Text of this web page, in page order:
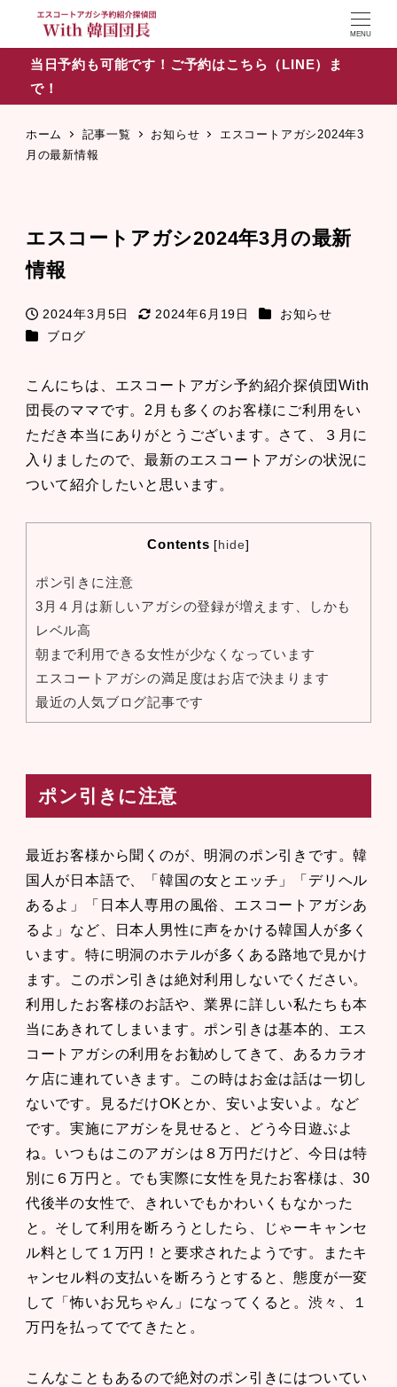
MENU
当日予約も可能です！ご予約はこちら（LINE）ま
で！
ホーム 記事一覧 お知らせ
エスコートアガシ2024年3
月の最新情報
エスコートアガシ2024年3月の最新
情報
投稿日
2024年3月5日
更新日
2024年6月19日 カテゴリー
お知らせ
カテゴリー
ブログ
こんにちは、エスコートアガシ予約紹介探偵団With
団長のママです。2月も多くのお客様にご利用をい
ただき本当にありがとうございます。さて、３月に
入りましたので、最新のエスコートアガシの状況に
ついて紹介したいと思います。
Contents [ hide]
ポン引きに注意
3月４月は新しいアガシの登録が増えます、しかも
レベル高
朝まで利用できる女性が少なくなっています
エスコートアガシの満足度はお店で決まります
最近の人気ブログ記事です
ポン引きに注意
最近お客様から聞くのが、明洞のポン引きです。韓
国人が日本語で、「韓国の女とエッチ」「デリヘル
あるよ」「日本人専用の風俗、エスコートアガシあ
るよ」など、日本人男性に声をかける韓国人が多く
います。特に明洞のホテルが多くある路地で見かけ
ます。このポン引きは絶対利用しないでください。
利用したお客様のお話や、業界に詳しい私たちも本
当にあきれてしまいます。ポン引きは基本的、エス
コートアガシの利用をお勧めしてきて、あるカラオ
ケ店に連れていきます。この時はお金は話は一切し
ないです。見るだけOKとか、安いよ安いよ。など
です。実施にアガシを見せると、どう今日遊ぶよ
ね。いつもはこのアガシは８万円だけど、今日は特
別に６万円と。でも実際に女性を見たお客様は、30
代後半の女性で、きれいでもかわいくもなかった
と。そして利用を断ろうとしたら、じゃーキャンセ
ル料として１万円！と要求されたようです。またキ
ャンセル料の支払いを断ろうとすると、態度が一変
して「怖いお兄ちゃん」になってくると。渋々、１
万円を払ってでてきたと。
こんなこともあるので絶対のポン引きにはついてい